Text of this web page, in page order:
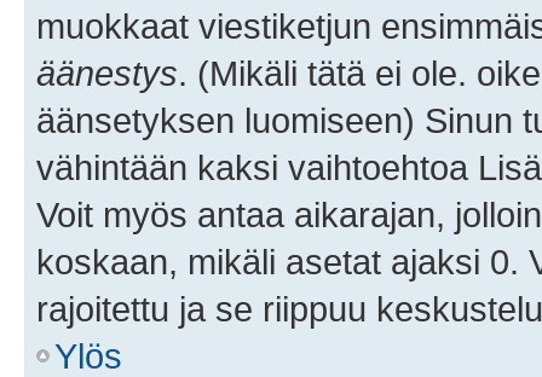
muokkaat viestiketjun
äänestys. (Mikäli tätä ei ole.
äänsetyksen luomiseen) Sinun
vähintään kaksi vaihtoehtoa
Voit myös antaa aikarajan,
koskaan, mikäli asetat ajaksi 0.
rajoitettu ja se riippuu
Ylös